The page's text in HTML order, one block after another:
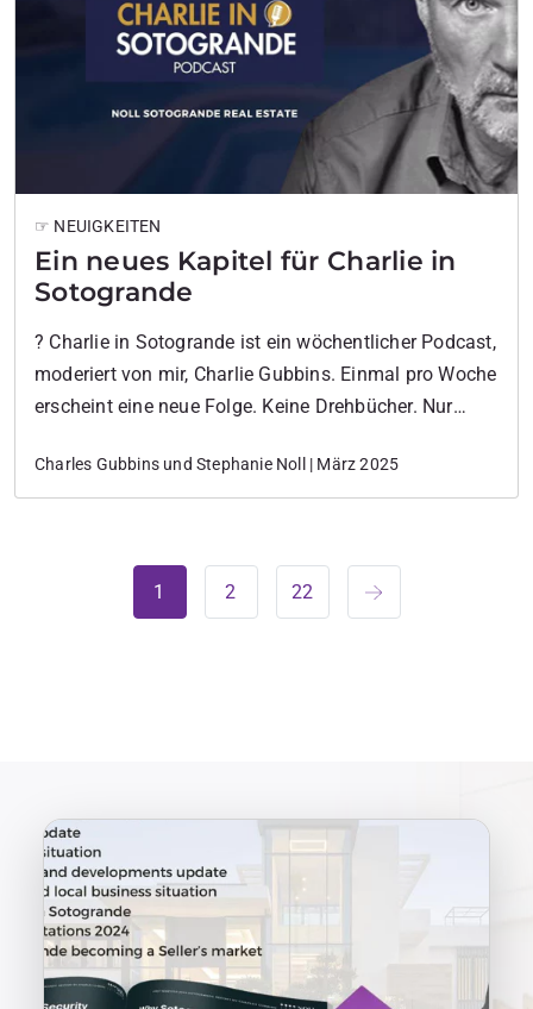
Ein neues Kapitel für Charlie in
Sotogrande
☞ NEUIGKEITEN
?️ Charlie in Sotogrande ist ein wöchentlicher Podcast,
moderiert von mir, Charlie Gubbins. Einmal pro Woche
erscheint eine neue Folge. Keine Drehbücher. Nur
Kreativen und Denkern, die den Rhythmus dieses
Ortes prägen.
Charles Gubbins und Stephanie Noll | März 2025
1 2 22